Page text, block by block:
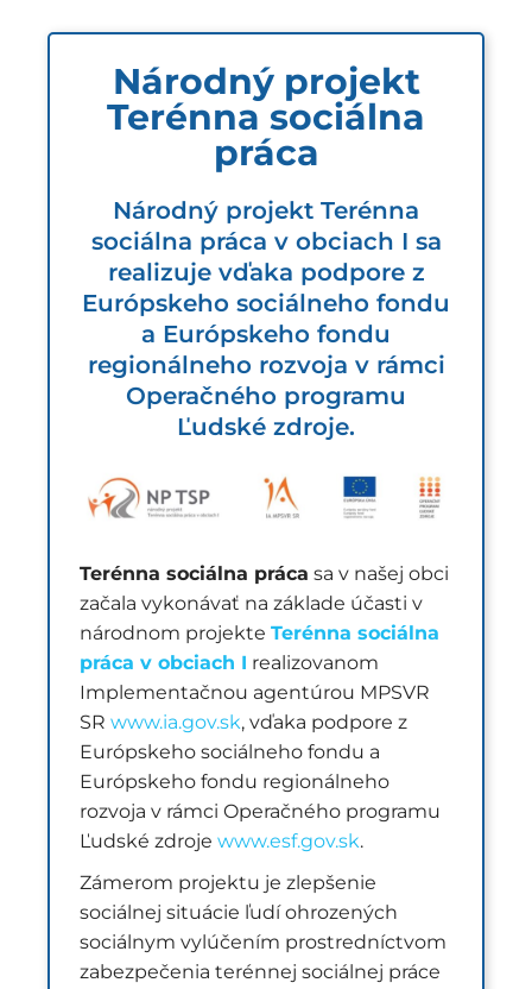
Národný projekt
Terénna sociálna
práca
Národný projekt Terénna
sociálna práca v obciach I sa
realizuje vďaka podpore z
Európskeho sociálneho fondu
a Európskeho fondu
regionálneho rozvoja v rámci
Operačného programu
Ľudské zdroje.
Terénna sociálna práca sa v našej obci
začala vykonávať na základe účasti v
národnom projekte Terénna sociálna
práca v obciach I realizovanom
Implementačnou agentúrou MPSVR
SR www.ia.gov.sk, vďaka podpore z
Európskeho sociálneho fondu a
Európskeho fondu regionálneho
rozvoja v rámci Operačného programu
Ľudské zdroje www.esf.gov.sk.
Zámerom projektu je zlepšenie
sociálnej situácie ľudí ohrozených
sociálnym vylúčením prostredníctvom
zabezpečenia terénnej sociálnej práce